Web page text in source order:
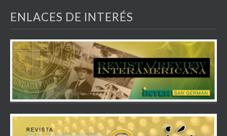
ENLACES DE INTERÉS